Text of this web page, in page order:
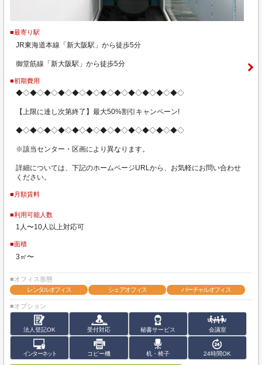
■最寄り駅
JR東海道本線「新大阪駅」から徒歩5分
御堂筋線「新大阪駅」から徒歩5分
■初期費用
◆◇◆◇◆◇◆◇◆◇◆◇◆◇◆◇◆◇◆◇◆◇◆◇
【上限に達し次第終了】最大50%割引キャンペーン!
◆◇◆◇◆◇◆◇◆◇◆◇◆◇◆◇◆◇◆◇◆◇◆◇
※該当センター・区画により異なります。
詳細については、下記のホームページURLから、お気軽にお問い合わせ
ください。
■月額賃料
■利用可能人数
1人〜10人以上対応可
■面積
3㎡〜
■オフィス形態
レンタルオフィス
シェアオフィス バーチャルオフィス
■オプション
法人登記OK 受付対応 秘書サービス 会議室
インターネット コピー機 机・椅子 24時間OK